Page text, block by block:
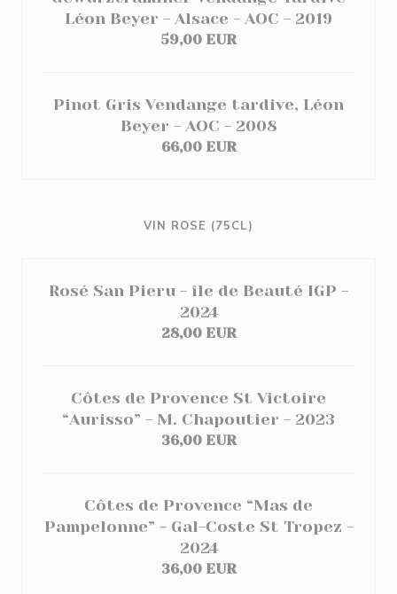
Léon Beyer - Alsace - AOC - 2019
59,00 EUR
Pinot Gris Vendange tardive, Léon
Beyer - AOC - 2008
66,00 EUR
VIN ROSE (75CL)
Rosé San Pieru - île de Beauté IGP -
2024
28,00 EUR
Côtes de Provence St Victoire
“Aurisso” - M. Chapoutier - 2023
36,00 EUR
Côtes de Provence “Mas de
Pampelonne” - Gal-Coste St Tropez -
2024
36,00 EUR